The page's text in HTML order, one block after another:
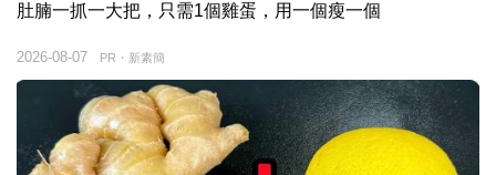
肚腩一抓一大把，只需1個雞蛋，用一個瘦一個
PR・新素簡
2026-08-07